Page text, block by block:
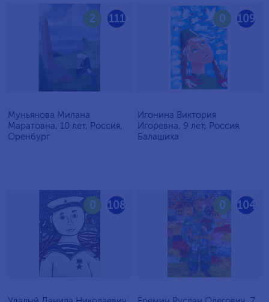
111
2
Муньянова Милана
Маратовна, 10 лет, Россия,
Оренбург
109
0
Игонина Виктория
Игоревна, 9 лет, Россия,
Балашиха
108
0 104
0